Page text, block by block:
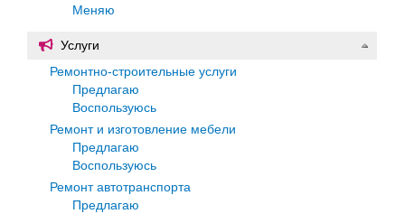
Меняю
Услуги
Ремонтно-строительные услуги
Предлагаю
Воспользуюсь
Ремонт и изготовление мебели
Предлагаю
Воспользуюсь
Ремонт автотранспорта
Предлагаю